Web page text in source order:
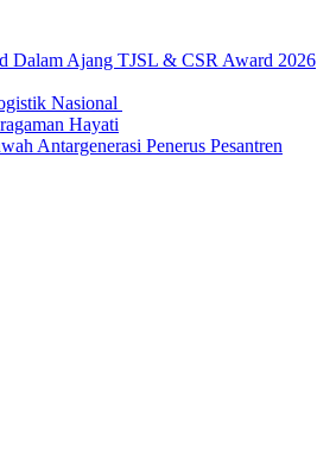
Dalam Ajang TJSL & CSR Award 2026
Nasional
Hayati
Antargenerasi Penerus Pesantren